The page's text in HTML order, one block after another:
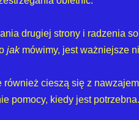
drugiej strony i radzenia
jakmówimy, jest ważniejsze
cieszą się z
pomocy, kiedy jest potrzebna.